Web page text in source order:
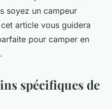
soyez un campeur
article vous guidera
pour camper en
spécifiques de